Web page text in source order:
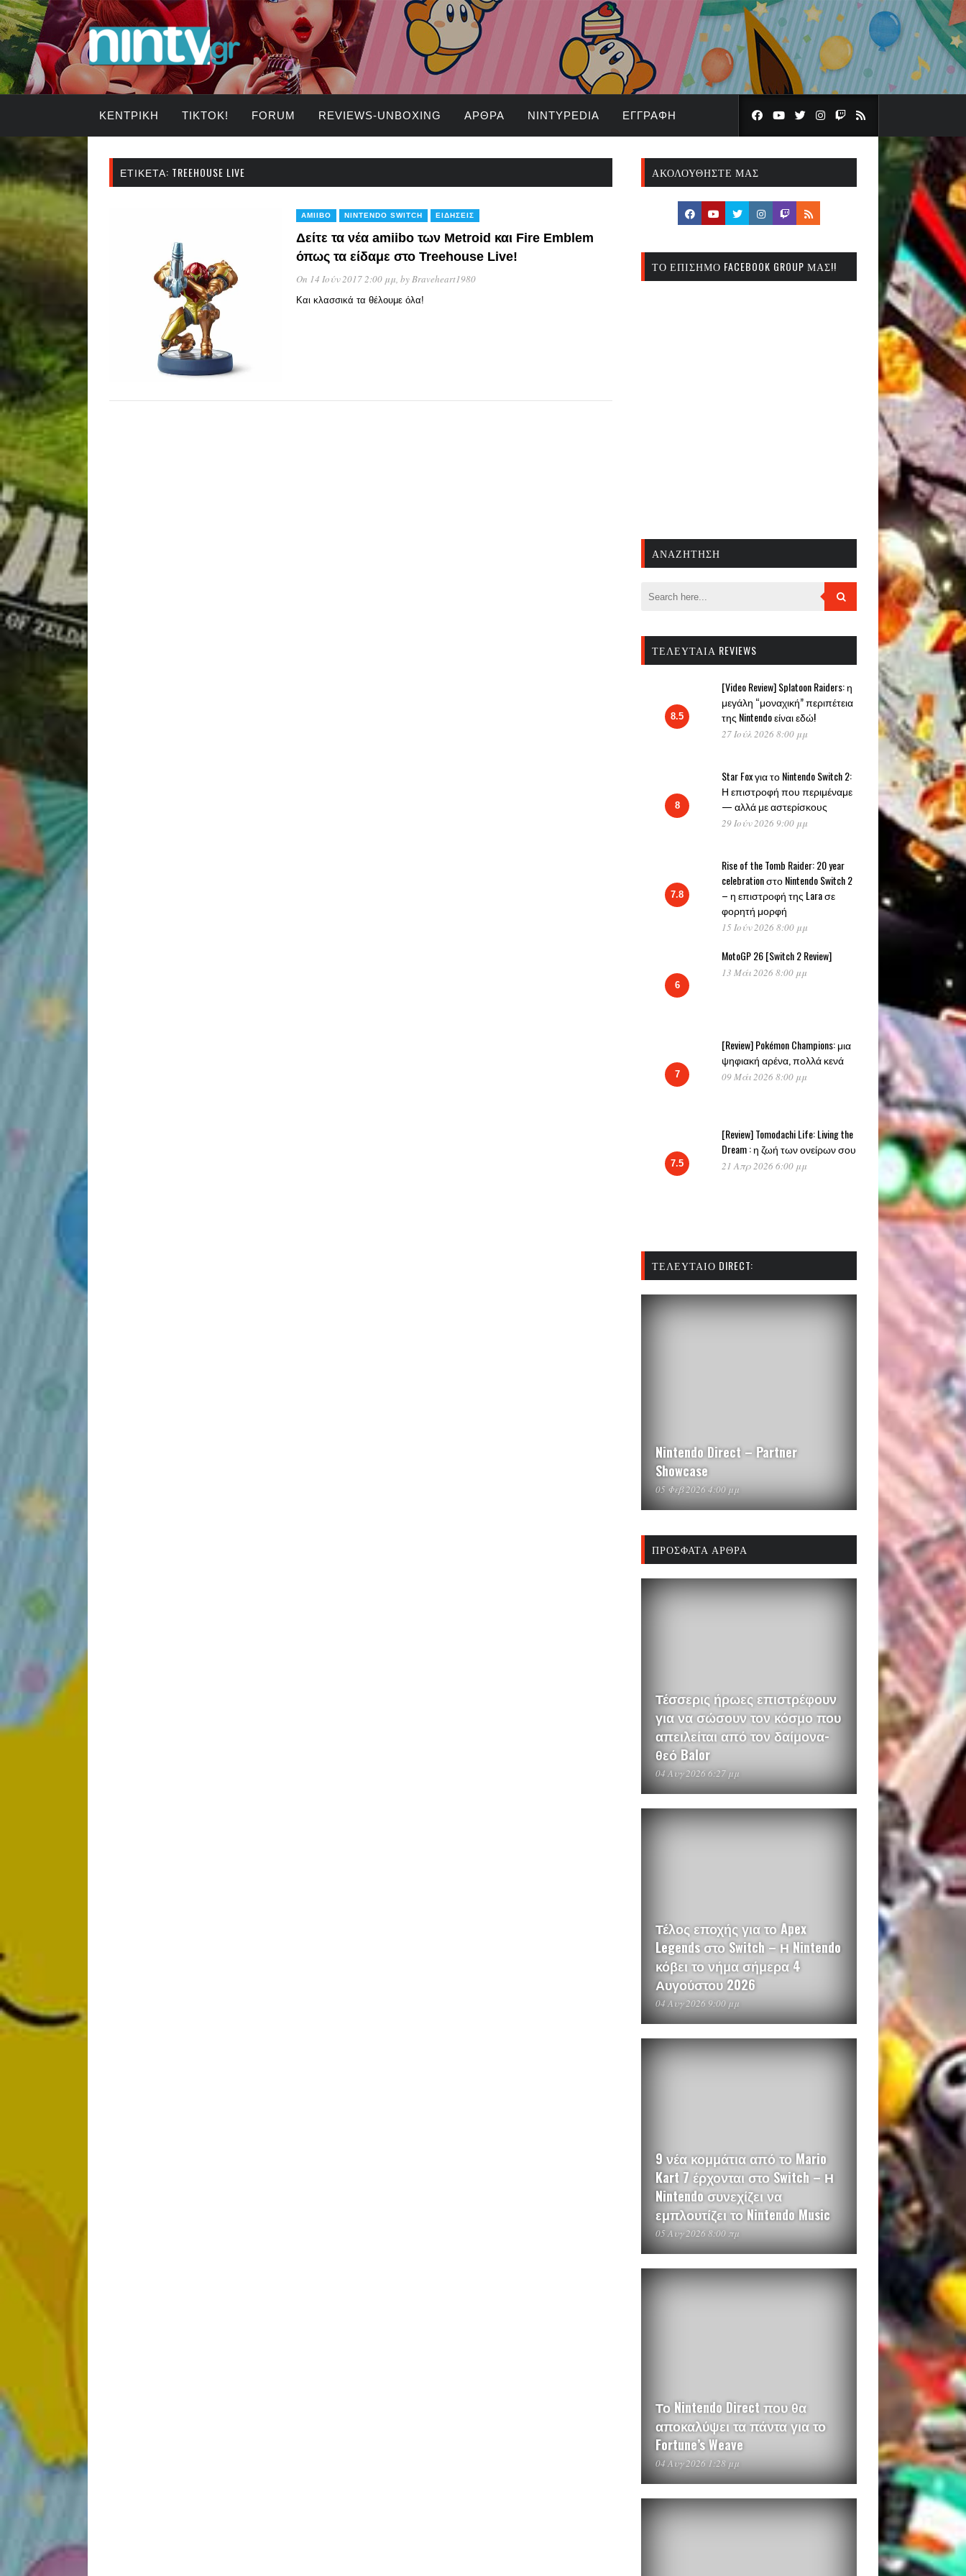
ΚΕΝΤΡΙΚΉ TIKTOK! FORUM REVIEWS-UNBOXING ΆΡΘΡΑ NINTYPEDIA ΕΓΓΡΑΦΉ
ΕΤΙΚΈΤΑ: TREEHOUSE LIVE
AMIIBO NINTENDO SWITCH ΕΙΔΉΣΕΙΣ
Δείτε τα νέα amiibo των Metroid και Fire Emblem
όπως τα είδαμε στο Treehouse Live!
On 14 Ιούν 2017 2:00 μμ, byBraveheart1980
Και κλασσικά τα θέλουμε όλα!
ΑΚΟΛΟΥΘΉΣΤΕ ΜΑΣ
ΤΟ ΕΠΊΣΗΜΟ FACEBOOK GROUP ΜΑΣ!!
ΑΝΑΖΉΤΗΣΗ
ΤΕΛΕΥΤΑΊΑ REVIEWS
8.5
[Video Review] Splatoon Raiders: η
μεγάλη “μοναχική” περιπέτεια
της Nintendo είναι εδώ!
27 Ιούλ 2026 8:00 μμ
8
Star Fox για το Nintendo Switch 2:
Η επιστροφή που περιμέναμε
— αλλά με αστερίσκους
29 Ιούν 2026 9:00 μμ
7.8
Rise of the Tomb Raider: 20 year
celebration στο Nintendo Switch 2
– η επιστροφή της Lara σε
φορητή μορφή
15 Ιούν 2026 8:00 μμ
6
MotoGP 26 [Switch 2 Review]
13 Μάι 2026 8:00 μμ
7
[Review] Pokémon Champions: μια
ψηφιακή αρένα, πολλά κενά
09 Μάι 2026 8:00 μμ
7.5
[Review] Tomodachi Life: Living the
Dream : η ζωή των ονείρων σου
21 Απρ 2026 6:00 μμ
ΤΕΛΕΥΤΑΊΟ DIRECT:
Nintendo Direct – Partner
Showcase
05 Φεβ 2026 4:00 μμ
ΠΡΌΣΦΑΤΑ ΆΡΘΡΑ
Τέσσερις ήρωες επιστρέφουν
για να σώσουν τον κόσμο που
απειλείται από τον δαίμονα-
θεό Balor
04 Αυγ 2026 6:27 μμ
Τέλος εποχής για το Apex
Legends στο Switch – Η Nintendo
κόβει το νήμα σήμερα 4
Αυγούστου 2026
04 Αυγ 2026 9:00 μμ
9 νέα κομμάτια από το Mario
Kart 7 έρχονται στο Switch – Η
Nintendo συνεχίζει να
εμπλουτίζει το Nintendo Music
05 Αυγ 2026 8:00 πμ
Το Nintendo Direct που θα
αποκαλύψει τα πάντα για το
Fortune’s Weave
04 Αυγ 2026 1:28 μμ